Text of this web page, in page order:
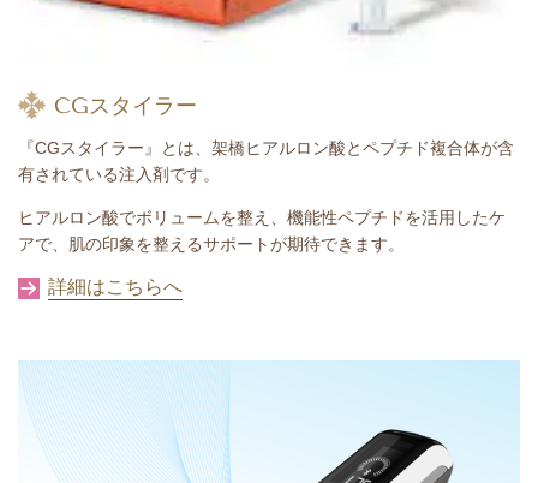
CGスタイラー
『CGスタイラー』とは、架橋ヒアルロン酸とペプチド複合体が含
有されている注入剤です。
ヒアルロン酸でボリュームを整え、機能性ペプチドを活用したケ
アで、肌の印象を整えるサポートが期待できます。
詳細はこちらへ